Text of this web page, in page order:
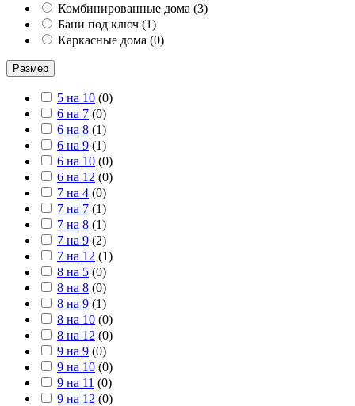
Комбинированные дома (3)
Бани под ключ (1)
Каркасные дома (0)
Размер
5 на 10 (0)
6 на 7 (0)
6 на 8 (1)
6 на 9 (1)
6 на 10 (0)
6 на 12 (0)
7 на 4 (0)
7 на 7 (1)
7 на 8 (1)
7 на 9 (2)
7 на 12 (1)
8 на 5 (0)
8 на 8 (0)
8 на 9 (1)
8 на 10 (0)
8 на 12 (0)
9 на 9 (0)
9 на 10 (0)
9 на 11 (0)
9 на 12 (0)